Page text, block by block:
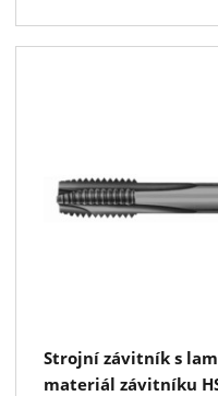
Strojní závitník s
materiál závitníku